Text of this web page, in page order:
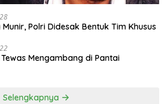
Polri Didesak Bentuk Tim Khusus
Mengambang di Pantai
Selengkapnya